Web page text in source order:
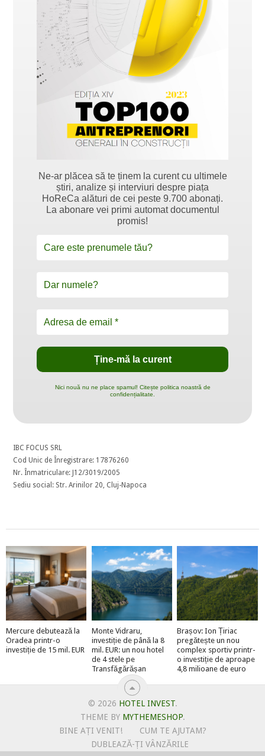
Ne-ar plăcea să te ținem la curent cu ultimele
știri, analize și interviuri despre piața
HoReCa alături de cei peste 9.700 abonați.
La abonare vei primi automat documentul
promis!
Nici nouă nu ne place spamul! Citește politica noastră de
confidențialitate.
IBC FOCUS SRL
Cod Unic de Înregistrare: 17876260
Nr. Înmatriculare: J12/3019/2005
Sediu social: Str. Arinilor 20, Cluj-Napoca
Mercure debutează la
Oradea printr-o
investiție de 15 mil. EUR
Monte Vidraru,
investiție de până la 8
mil. EUR: un nou hotel
de 4 stele pe
Transfăgărășan
Brașov: Ion Țiriac
pregătește un nou
complex sportiv printr-
o investiție de aproape
4,8 milioane de euro
© 2026 HOTEL INVEST.
THEME BY MYTHEMESHOP.
BINE AȚI VENIT!
CUM TE AJUTAM?
DUBLEAZĂ-ȚI VÂNZĂRILE